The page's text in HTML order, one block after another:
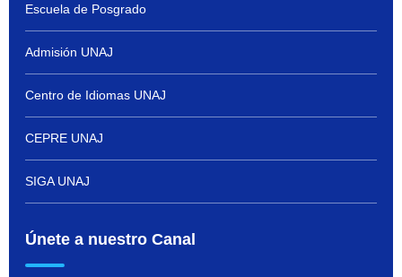
Escuela de Posgrado
Admisión UNAJ
Centro de Idiomas UNAJ
CEPRE UNAJ
SIGA UNAJ
Únete a nuestro Canal